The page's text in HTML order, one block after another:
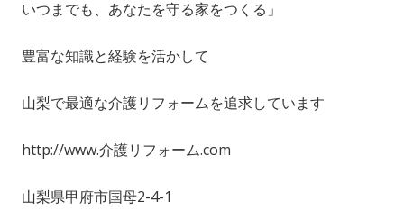
いつまでも、あなたを守る家をつくる」
豊富な知識と経験を活かして
山梨で最適な介護リフォームを追求しています
http://www.介護リフォーム.com
山梨県甲府市国母2-4-1